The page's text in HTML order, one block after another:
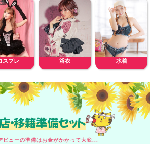
スプレ 浴衣 水着
・移籍準備セット
ビューの準備はお金がかかって大変...